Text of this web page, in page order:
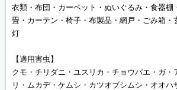
衣類・布団・カーペット・ぬいぐるみ・食器棚
畳・カーテン・椅子・布製品・網戸・ごみ箱・
灯
【適用害虫】
クモ・チリダニ・ユスリカ・チョウバエ・ガ・
リ・ムカデ・ケムシ・カツオブシムシ・オオハ